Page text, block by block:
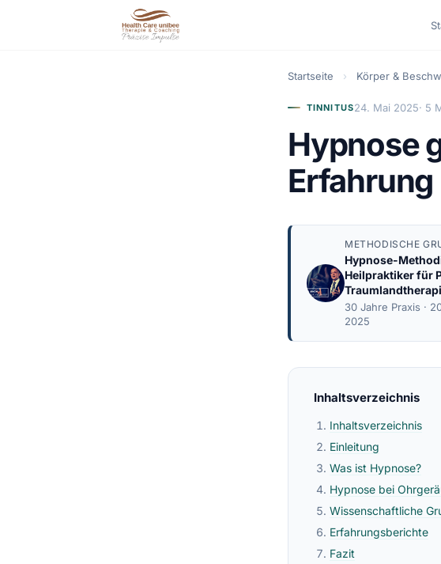
Startseite › Körper &
TINNITUS24. Mai 2025· 5
Hypnose
Erfahrung
METHODISCHE
Hypnose-
Heilpraktiker für
30 Jahre Praxis ·
2025
Inhaltsverzeichnis
Inhaltsverzeichnis
Einleitung
Was ist Hypnose?
Hypnose bei
Wissenschaftliche
Erfahrungsberichte
Fazit